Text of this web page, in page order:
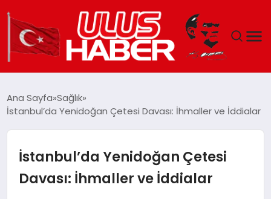
EKONOMI
SIYASET
Ana Sayfa Sağlık
İstanbul’da Yenidoğan Çetesi Davası: İhmaller ve İddialar
İstanbul’da Yenidoğan Çetesi
Davası: İhmaller ve İddialar